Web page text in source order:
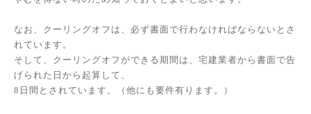
なお、クーリングオフは、必ず書面で行わなければならないとさ
れています。
そして、クーリングオフができる期間は、宅建業者から書面で告
げられた日から起算して、
8日間とされています。（他にも要件有ります。）